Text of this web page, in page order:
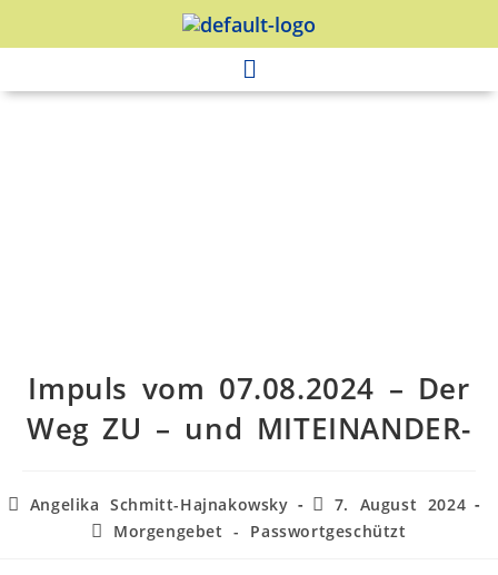
Impuls vom 07.08.2024 – Der
Weg ZU – und MITEINANDER-
Angelika Schmitt-Hajnakowsky
7. August 2024
Morgengebet - Passwortgeschützt